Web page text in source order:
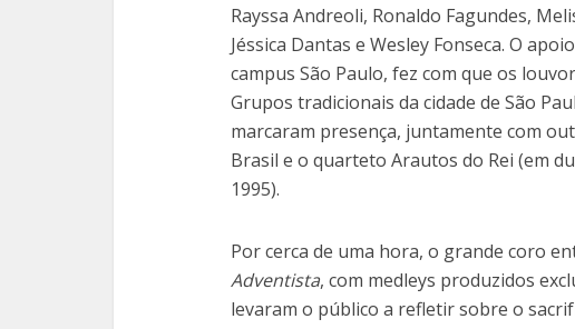
Rayssa Andreoli, Ronaldo Fagundes,
Jéssica Dantas e Wesley Fonseca. O
campus São Paulo, fez com que os
Grupos tradicionais da cidade de São
marcaram presença, juntamente com
Brasil e o quarteto Arautos do Rei (em
1995).
Por cerca de uma hora, o grande coro
Adventista, com medleys produzidos
levaram o público a refletir sobre o